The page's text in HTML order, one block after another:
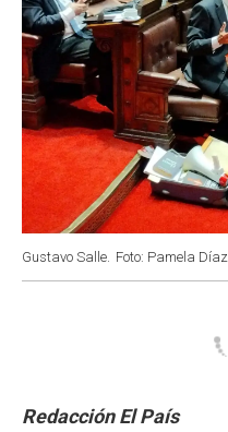
Gustavo Salle. Foto: Pamela Díaz.
Redacción El País